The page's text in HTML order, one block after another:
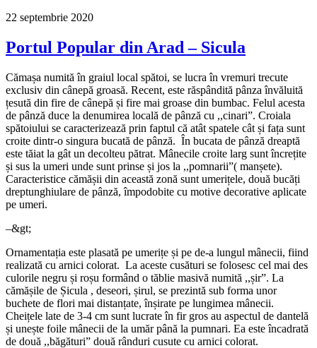
22 septembrie 2020
Portul Popular din Arad – Sicula
Cămașa numită în graiul local spătoi, se lucra în vremuri trecute
exclusiv din cânepă groasă. Recent, este răspândită pânza învăluită
țesută din fire de cânepă și fire mai groase din bumbac. Felul acesta
de pânză duce la denumirea locală de pânză cu ,,cinari”. Croiala
spătoiului se caracterizează prin faptul că atât spatele cât și fața sunt
croite dintr-o singura bucată de pânză. În bucata de pânză dreaptă
este tăiat la gât un decolteu pătrat. Mânecile croite larg sunt încrețite
și sus la umeri unde sunt prinse și jos la ,,pomnarii”( manșete).
Caracteristice cămășii din această zonă sunt umerițele, două bucăți
dreptunghiulare de pânză, împodobite cu motive decorative aplicate
pe umeri.
–&gt;
Ornamentația este plasată pe umerițe și pe de-a lungul mânecii, fiind
realizată cu arnici colorat. La aceste cusături se folosesc cel mai des
culorile negru și roșu formând o tăblie masivă numită ,,șir”. La
cămășile de Șicula , deseori, șirul, se prezintă sub forma unor
buchete de flori mai distanțate, înșirate pe lungimea mânecii.
Cheițele late de 3-4 cm sunt lucrate în fir gros au aspectul de dantelă
și unește foile mânecii de la umăr până la pumnari. Ea este încadrată
de două ,,băgături” două rânduri cusute cu arnici colorat.